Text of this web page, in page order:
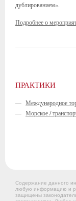
дублированием».
Подробнее о
ПРАКТИКИ
— Международное
— Морское /
Содержание данного
любую информацию и
защищены